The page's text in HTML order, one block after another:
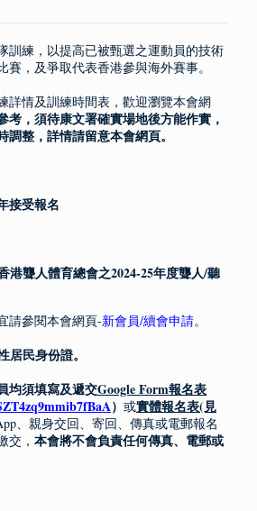
訓練，以提高已被甄選之運動員的技術
賽，及爭取代表香港參與海外賽事。
詳情及訓練時間表，歡迎瀏覽本會網
考，須待康文署確實場地後方能作實，
調整，詳情請留意本會網頁。
接受報名
港聾人體育總會之2024-25年度聾人/聽
請參閱本會網頁-新會員/續會申請。
居民身份證。
均須填寫及遞交Google Form報名表
） 或實體報名表(見
、親身交回、寄回、傳真或電郵報名
交， 本會將不會負責任何傳真、電郵或